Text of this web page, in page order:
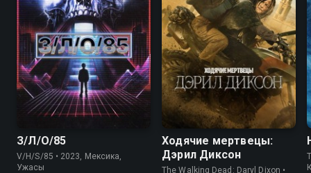
5.7 5.6
З/Л/О/85
V/H/S/85 • 2023, Мексика,
Ужасы
7.9 7.5
Ходячие мертвецы:
Дэрил Диксон
The Walking Dead: Daryl Dixon •